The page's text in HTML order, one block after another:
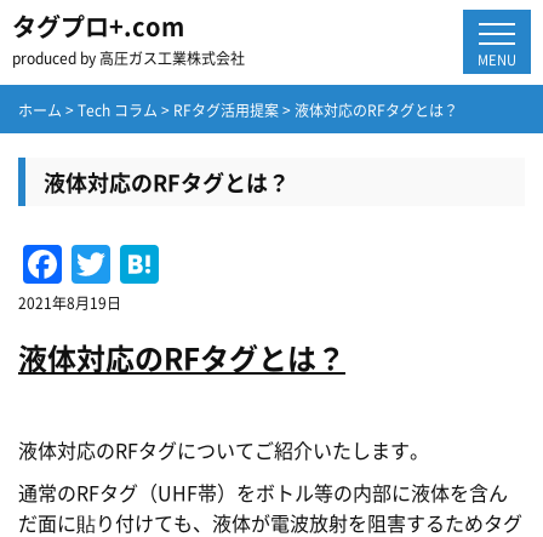
MENU
タグプロ+.com
produced by 高圧ガス工業株式会社
ホーム >Tech コラム > RFタグ活用提案>液体対応のRFタグとは？
液体対応のRFタグとは？
Facebook
Twitter
2021年8月19日
液体対応のRFタグとは？
液体対応のRFタグについてご紹介いたします。
通常のRFタグ（UHF帯）をボトル等の内部に液体を含ん
だ面に貼り付けても、液体が電波放射を阻害するためタグ